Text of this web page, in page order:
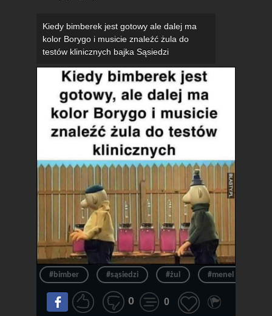
Kiedy bimberek jest gotowy ale dalej ma
kolor Borygo i musicie znaleźć żula do
testów klinicznych bajka Sąsiedzi
#bimber #sąsiedzi #żul #menel
0 0